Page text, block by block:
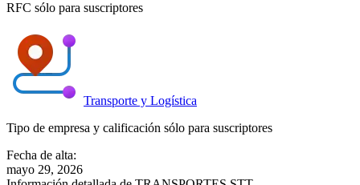
RFC sólo para suscriptores
Transporte y Logística
Tipo de empresa y calificación sólo para suscriptores
Fecha de alta:
mayo 29, 2026